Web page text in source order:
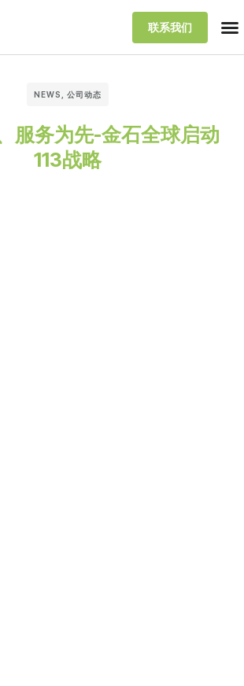
联系我们
NEWS 公司动态
服务为先-金石全球启动
113战略